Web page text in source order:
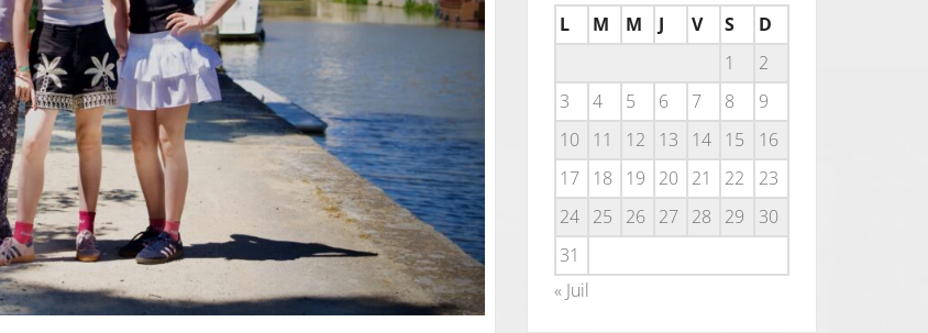
L
M M J V S
D
1
2
3
4 5 6 7 8
9
10
11 12 13 14 15
16
17
18 19 20 21 22
23
24
25 26 27 28 29
30
31
« Juil